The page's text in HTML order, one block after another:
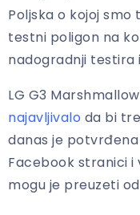
Poljska o kojoj
testni poligon na
nadogradnji testira
LG G3
najavljivalo da bi
danas je potvrđena
Facebook stranici i
mogu je preuzeti